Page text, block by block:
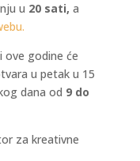
u 20 sati, a
ove godine će
u petak u 15
dana od 9 do
za kreativne